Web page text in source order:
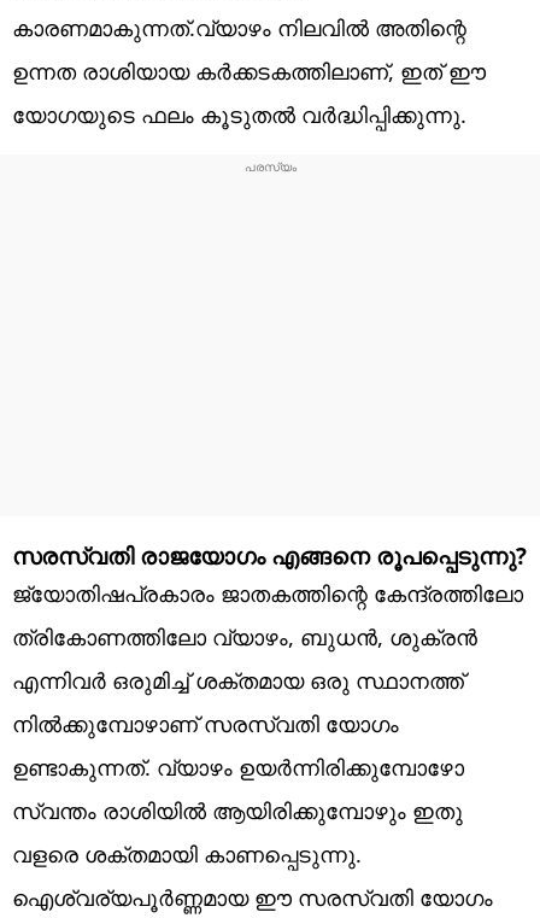
കാരണമാകുന്നത്.വ്യാഴം നിലവിൽ അതിന്റെ
ഉന്നത രാശിയായ കർക്കടകത്തിലാണ്, ഇത് ഈ
യോഗയുടെ ഫലം കൂടുതൽ വർദ്ധിപ്പിക്കുന്നു.
സരസ്വതി രാജയോഗം എങ്ങനെ രൂപപ്പെടുന്നു?
ജ്യോതിഷപ്രകാരം ജാതകത്തിന്റെ കേന്ദ്രത്തിലോ
ത്രികോണത്തിലോ വ്യാഴം, ബുധൻ, ശുക്രൻ
എന്നിവർ ഒരുമിച്ച് ശക്തമായ ഒരു സ്ഥാനത്ത്
നിൽക്കുമ്പോഴാണ് സരസ്വതി യോഗം
ഉണ്ടാകുന്നത്. വ്യാഴം ഉയർന്നിരിക്കുമ്പോഴോ
സ്വന്തം രാശിയിൽ ആയിരിക്കുമ്പോഴും ഇതു
വളരെ ശക്തമായി കാണപ്പെടുന്നു.
ഐശ്വര്യപൂർണ്ണമായ ഈ സരസ്വതി യോഗം